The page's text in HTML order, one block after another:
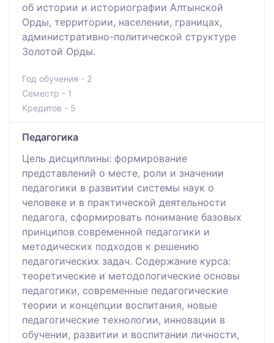
об истории и историографии Алтынской
Орды, территории, населении, границах,
административно-политической структуре
Золотой Орды.
Год обучения - 2
Семестр - 1
Кредитов - 5
Педагогика
Цель дисциплины: формирование
представлений о месте, роли и значении
педагогики в развитии системы наук о
человеке и в практической деятельности
педагога, сформировать понимание базовых
принципов современной педагогики и
методических подходов к решению
педагогических задач. Содержание курса:
теоретические и методологические основы
педагогики, современные педагогические
теории и концепции воспитания, новые
педагогические технологии, инновации в
обучении, развитии и воспитании личности,